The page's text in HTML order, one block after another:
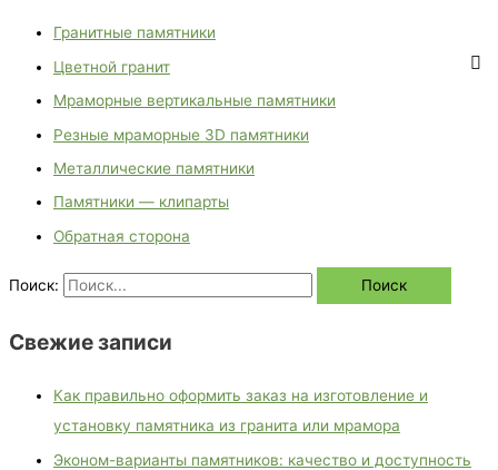
Гранитные памятники
Цветной гранит
Мраморные вертикальные памятники
Резные мраморные 3D памятники
Металлические памятники
Памятники — клипарты
Обратная сторона
Поиск:
Свежие записи
Как правильно оформить заказ на изготовление и
установку памятника из гранита или мрамора
Эконом-варианты памятников: качество и доступность